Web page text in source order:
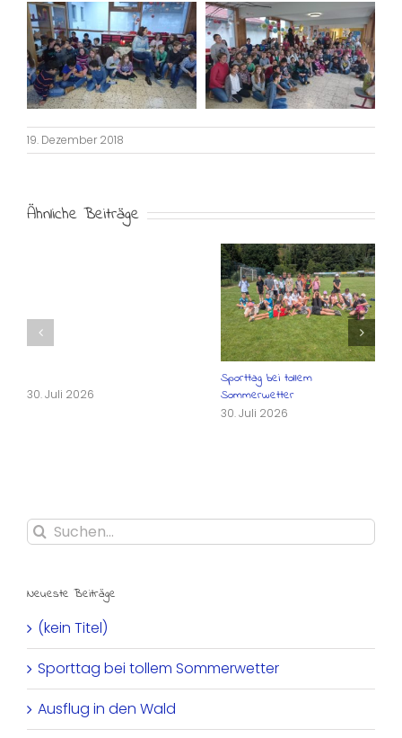
19. Dezember 2018
Ähnliche Beiträge
30. Juli 2026
Sporttag bei tollem
Sommerwetter
30. Juli 2026
Suche
nach:
Neueste Beiträge
(kein Titel)
Sporttag bei tollem Sommerwetter
Ausflug in den Wald